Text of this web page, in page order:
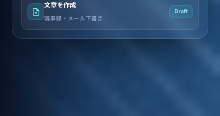
文章を作成
議事録・メール下書き
Draft